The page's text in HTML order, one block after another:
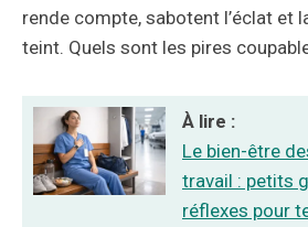
rende compte, sabotent l’éclat et
teint. Quels sont les pires
À lire :
Le bien-être
travail : petits
réflexes pour